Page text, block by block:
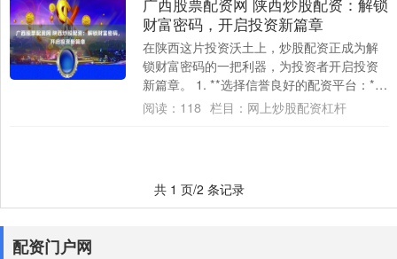
财富密码，开启投资新篇章
在陕西这片投资沃土上，炒股配资正成为解
锁财富密码的一把利器，为投资者开启投资
新篇章。 1. **选择信誉良好的配资平台：**
寻找受监管且具有良好信誉的配资平台至....
阅读： 118 栏目： 网上炒股配资杠杆
共 1 页/2 条记录
配资门户网